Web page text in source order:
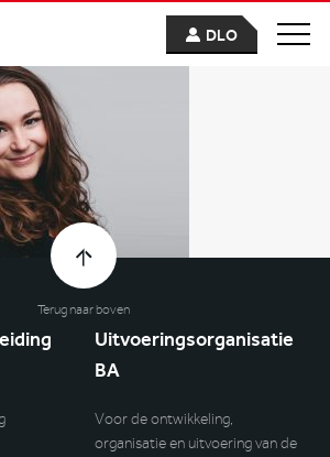
DLO
Terug naar boven
Uitvoeringsorganisatie
BA
Voor de ontwikkeling,
organisatie en uitvoering van de